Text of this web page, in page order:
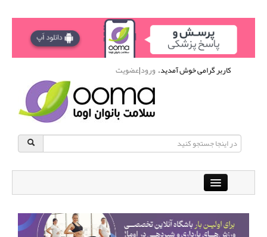
کاربر گرامی خوش آمدید.ورود|عضویت
باشگاه آنلاین ورزشی اوما